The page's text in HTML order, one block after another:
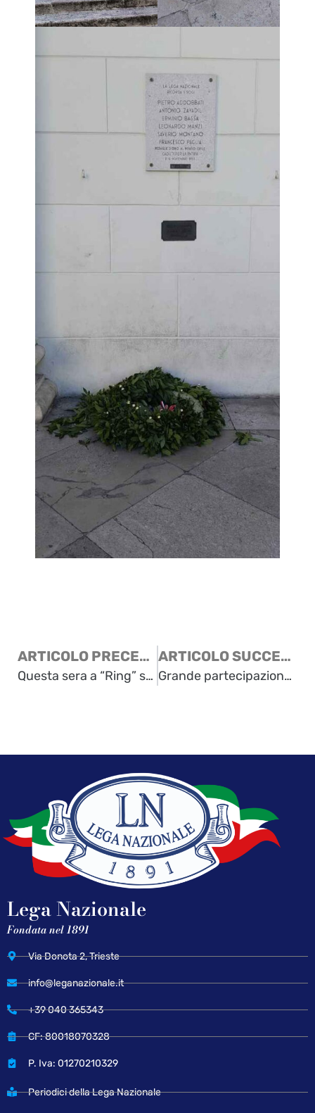
ARTICOLO PRECEDENTE
Questa sera a “Ring” su Telequattro: speciale sui 50 anni del Trattato di Osimo
ARTICOLO SUCCESSIVO
Grande partecipazione al convegno “Il Trattato di Osimo: 50 anni dopo la firma, fu un buon accordo?”
Lega Nazionale
Fondata nel 1891
Via Donota 2, Trieste
info@leganazionale.it
+39 040 365343
CF: 80018070328
P. Iva: 01270210329
Periodici della Lega Nazionale